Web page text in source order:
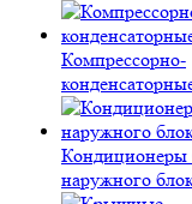
Компрессорно-
Кондиционеры
наружного